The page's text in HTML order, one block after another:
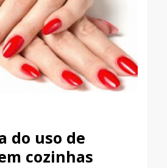
do uso de
cozinhas